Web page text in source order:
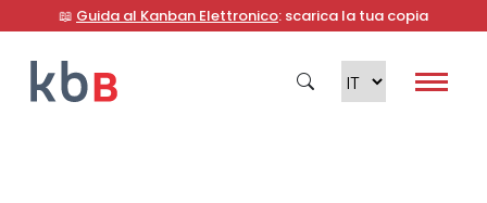
📖 Guida al Kanban Elettronico: scarica la tua copia